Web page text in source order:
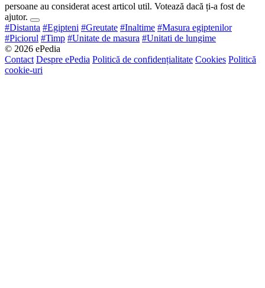
persoane au considerat acest articol util. Votează dacă ți-a fost de
ajutor.
#Distanta #Egipteni #Greutate #Inaltime #Masura egiptenilor
#Piciorul #Timp #Unitate de masura #Unitati de lungime
© 2026 ePedia
Contact Despre ePedia Politică de confidențialitate Cookies Politică
cookie-uri